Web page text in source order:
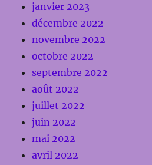
janvier 2023
décembre 2022
novembre 2022
octobre 2022
septembre 2022
août 2022
juillet 2022
juin 2022
mai 2022
avril 2022